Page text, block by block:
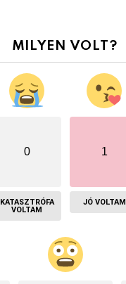
MILYEN VOLT?
0
KATASZTRÓFA
VOLTAM
1
JÓ VOLTAM